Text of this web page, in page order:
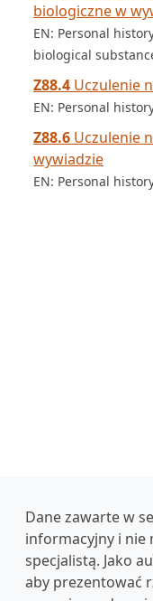
biologiczne w
EN: Personal
biological
Z88.4 Uczulenie
EN: Personal
Z88.6 Uczulenie
wywiadzie
EN: Personal
Dane zawarte w
informacyjny i nie
specjalistą. Jako
aby prezentować